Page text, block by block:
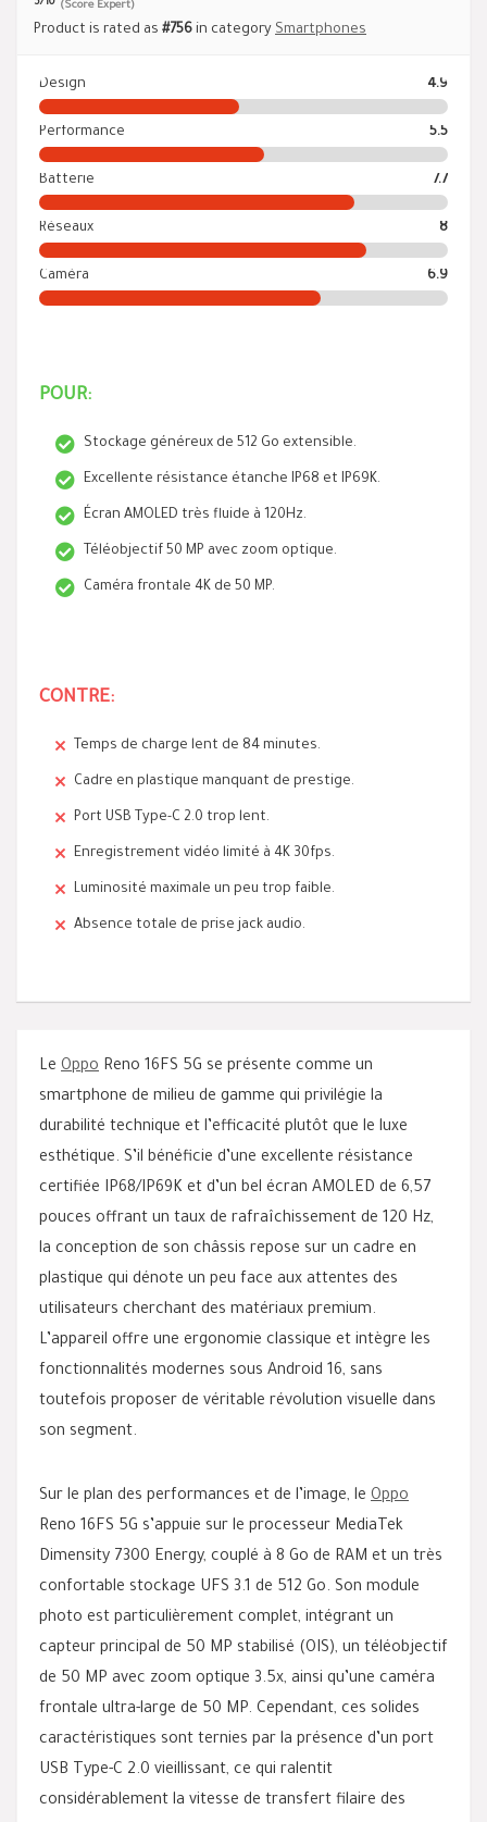
5/10 (Score Expert)
Product is rated as #756 in category Smartphones
Design 4.9
Performance 5.5
Batterie 7.7
Réseaux 8
Caméra 6.9
POUR:
Stockage généreux de 512 Go extensible.
Excellente résistance étanche IP68 et IP69K.
Écran AMOLED très fluide à 120Hz.
Téléobjectif 50 MP avec zoom optique.
Caméra frontale 4K de 50 MP.
CONTRE:
Temps de charge lent de 84 minutes.
Cadre en plastique manquant de prestige.
Port USB Type-C 2.0 trop lent.
Enregistrement vidéo limité à 4K 30fps.
Luminosité maximale un peu trop faible.
Absence totale de prise jack audio.
Le Oppo Reno 16FS 5G se présente comme un
smartphone de milieu de gamme qui privilégie la
durabilité technique et l’efficacité plutôt que le luxe
esthétique. S’il bénéficie d’une excellente résistance
certifiée IP68/IP69K et d’un bel écran AMOLED de 6,57
pouces offrant un taux de rafraîchissement de 120 Hz,
la conception de son châssis repose sur un cadre en
plastique qui dénote un peu face aux attentes des
utilisateurs cherchant des matériaux premium.
L’appareil offre une ergonomie classique et intègre les
fonctionnalités modernes sous Android 16, sans
toutefois proposer de véritable révolution visuelle dans
son segment.
Sur le plan des performances et de l’image, le Oppo
Reno 16FS 5G s’appuie sur le processeur MediaTek
Dimensity 7300 Energy, couplé à 8 Go de RAM et un très
confortable stockage UFS 3.1 de 512 Go. Son module
photo est particulièrement complet, intégrant un
capteur principal de 50 MP stabilisé (OIS), un téléobjectif
de 50 MP avec zoom optique 3.5x, ainsi qu’une caméra
frontale ultra-large de 50 MP. Cependant, ces solides
caractéristiques sont ternies par la présence d’un port
USB Type-C 2.0 vieillissant, ce qui ralentit
considérablement la vitesse de transfert filaire des